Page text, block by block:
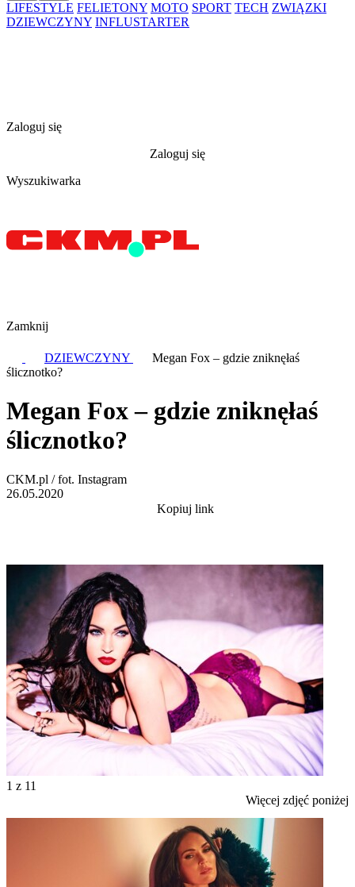
LIFESTYLE FELIETONY MOTO SPORT TECH ZWIĄZKI
DZIEWCZYNY INFLUSTARTER
Zaloguj się
Zaloguj się
Wyszukiwarka
Zamknij
DZIEWCZYNY
Megan Fox – gdzie zniknęłaś
ślicznotko?
Megan Fox – gdzie zniknęłaś
ślicznotko?
CKM.pl / fot. Instagram
26.05.2020
Kopiuj link
1 z 11
Więcej zdjęć poniżej